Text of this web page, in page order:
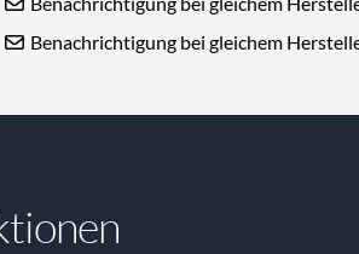
Benachrichtigung bei gleichem